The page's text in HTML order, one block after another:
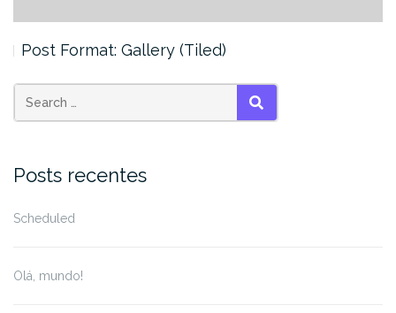
Post Format: Gallery (Tiled)
Search
for:
SEARCH
Posts recentes
Scheduled
Olá, mundo!